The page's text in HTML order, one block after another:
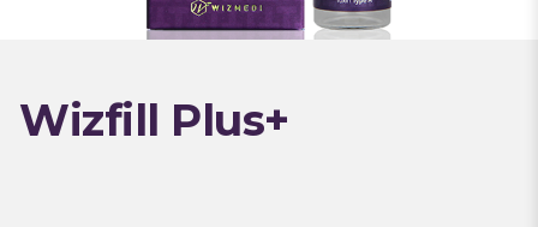
Wizfill Plus+